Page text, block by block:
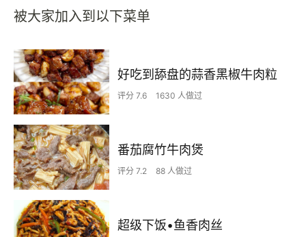
被大家加入到以下菜单
好吃到舔盘的蒜香黑椒牛肉粒
评分 7.6 1630 人做过
番茄腐竹牛肉煲
评分 7.2 88 人做过
超级下饭•鱼香肉丝